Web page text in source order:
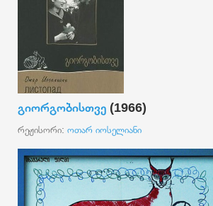
გიორგობისთვე (1966)
რეჟისორი: ოთარ იოსელიანი